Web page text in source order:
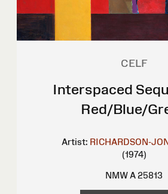
CELF
Interspaced
Red/Blue/
Artist: RICHARDSON-
(1974)
NMW A 25813